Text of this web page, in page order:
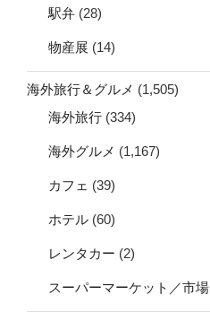
駅弁 (28)
物産展 (14)
海外旅行＆グルメ (1,505)
海外旅行 (334)
海外グルメ (1,167)
カフェ (39)
ホテル (60)
レンタカー (2)
スーパーマーケット／市場